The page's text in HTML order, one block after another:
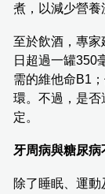
煮，以減少營養
至於飲酒，專
日超過一罐350
需的維他命B1
環。不過，是
定。
牙周病與糖尿
除了睡眠、運